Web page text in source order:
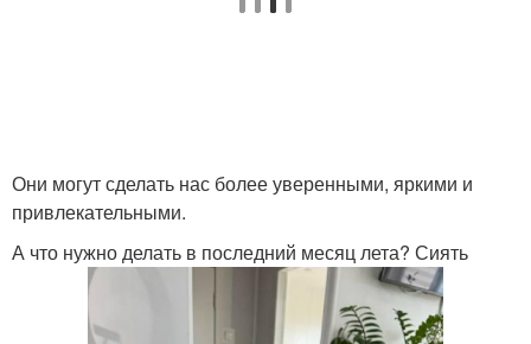
Они могут сделать нас более уверенными, яркими и
привлекательными.
А что нужно делать в последний месяц лета? Сиять